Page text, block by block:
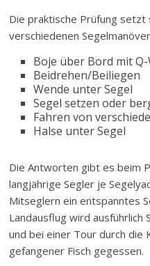
Die praktische Prüfung setzt
verschiedenen
Boje über Bord mit
Beidrehen/Beiliegen
Wende unter Segel
Segel setzen oder
Fahren von
Halse unter Segel
Die Antworten gibt es beim
langjährige Segler je
Mitseglern ein entspanntes
Landausflug wird
und bei einer Tour durch die
gefangener Fisch gegessen.